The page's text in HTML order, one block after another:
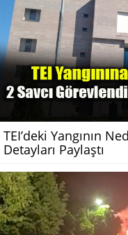
TEI’deki Yangının
Detayları Paylaştı